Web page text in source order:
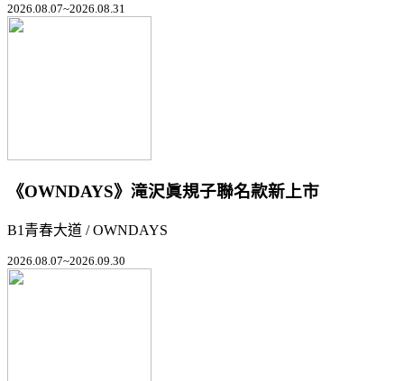
2026.08.07~2026.08.31
《OWNDAYS》滝沢眞規子聯名款新上市
B1青春大道 / OWNDAYS
2026.08.07~2026.09.30